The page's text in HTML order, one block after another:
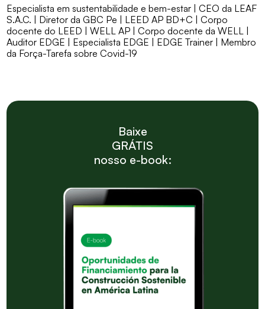
Especialista em sustentabilidade e bem-estar | CEO da LEAF
S.A.C. | Diretor da GBC Pe | LEED AP BD+C | Corpo
docente do LEED | WELL AP | Corpo docente da WELL |
Auditor EDGE | Especialista EDGE | EDGE Trainer | Membro
da Força-Tarefa sobre Covid-19
Baixe
GRÁTIS
nosso e-book: